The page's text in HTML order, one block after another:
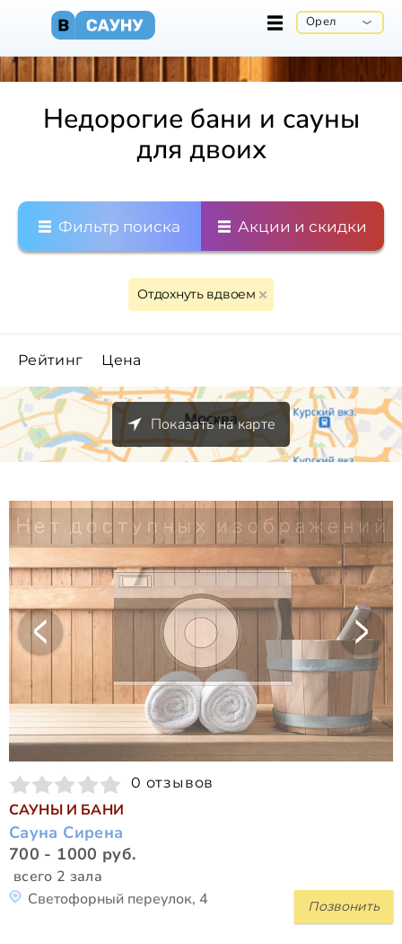
Орел
Недорогие бани и сауны
для двоих
Фильтр поиска Акции и скидки
Отдохнуть вдвоем
Рейтинг Цена
Показать на карте
0 отзывов
САУНЫ И БАНИ
Сауна Сирена
700 - 1000 руб.
всего 2 зала
Позвонить
Светофорный переулок, 4